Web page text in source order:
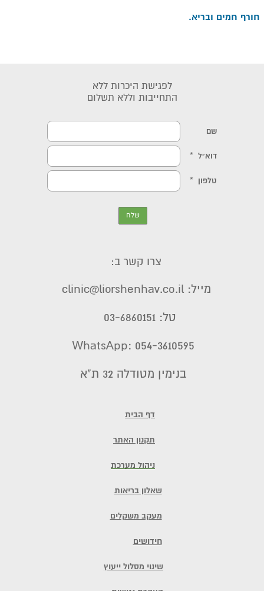
חורף חמים ובריא.
דף הבית
תקנון האתר
ניהול מערכת
שאלון בריאות
מעקב משקלים
חידושים
שינוי מסלול ייעוץ
לפגישת היכרות ללא
התחייבות וללא תשלום
בנימין מטודלה 32 ת"א
צרו קשר ב:
מייל: clinic@liorshenhav.co.il
טל: 03-6860151
WhatsApp: 054-3610595